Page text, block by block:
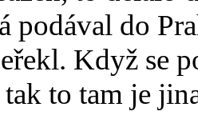
podával do
Když se
tak to tam je